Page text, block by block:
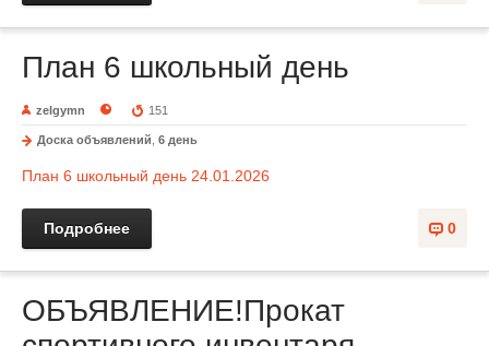
План 6 школьный день
zelgymn 151
Доска объявлений 6 день
План 6 школьный день 24.01.2026
0
Подробнее
ОБЪЯВЛЕНИЕ!Прокат